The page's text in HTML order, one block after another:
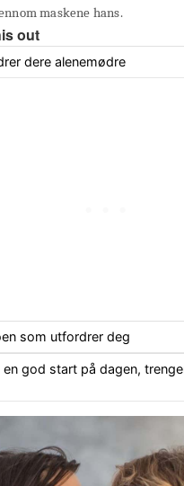
maskene hans.
out
dere alenemødre
som utfordrer deg
en god start på dagen,